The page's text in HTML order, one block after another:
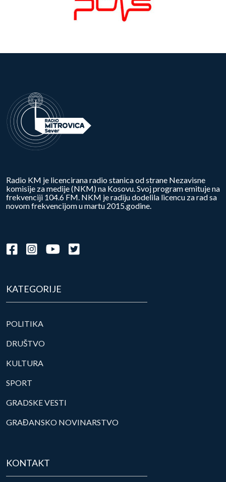
Radio KM je licencirana radio stanica od strane Nezavisne
komisije za medije (NKM) na Kosovu. Svoj program emituje na
frekvenciji 104.6 FM. NKM je radiju dodelila licencu za rad sa
novom frekvencijom u martu 2015.godine.
KATEGORIJE
POLITIKA
DRUŠTVO
KULTURA
SPORT
GRADSKE VESTI
GRAĐANSKO NOVINARSTVO
KONTAKT